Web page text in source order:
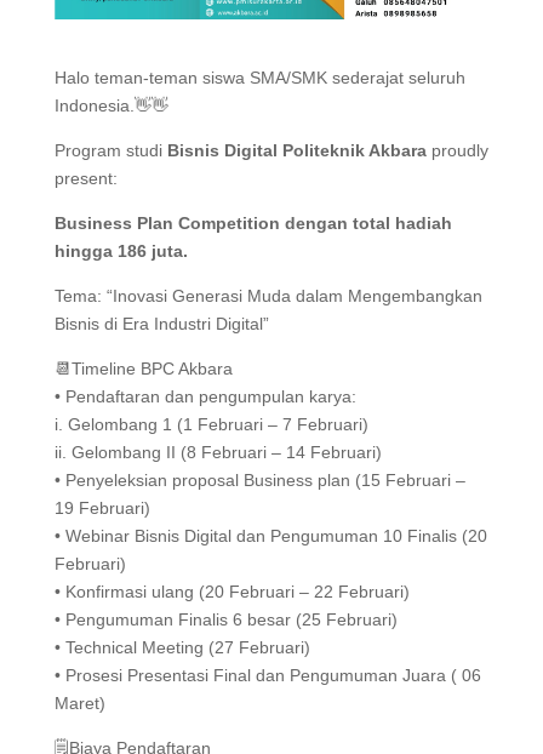
Halo teman-teman siswa SMA/SMK sederajat seluruh
Indonesia.👋👋
Program studi Bisnis Digital Politeknik Akbaraproudly
present:
Business Plan Competition dengan total hadiah
hingga 186 juta.
Tema: “Inovasi Generasi Muda dalam Mengembangkan
Bisnis di Era Industri Digital”
📆Timeline BPC Akbara
• Pendaftaran dan pengumpulan karya:
i. Gelombang 1 (1 Februari – 7 Februari)
ii. Gelombang II (8 Februari – 14 Februari)
• Penyeleksian proposal Business plan (15 Februari –
19 Februari)
• Webinar Bisnis Digital dan Pengumuman 10 Finalis (20
Februari)
• Konfirmasi ulang (20 Februari – 22 Februari)
• Pengumuman Finalis 6 besar (25 Februari)
• Technical Meeting (27 Februari)
• Prosesi Presentasi Final dan Pengumuman Juara ( 06
Maret)
🗒️Biaya Pendaftaran